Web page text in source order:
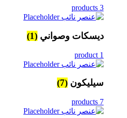
3 products
ديسكات وصواني (1)
1 product
سيليكون (7)
7 products